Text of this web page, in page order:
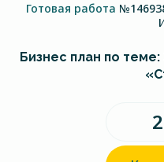
Готовая работа
Бизнес план по